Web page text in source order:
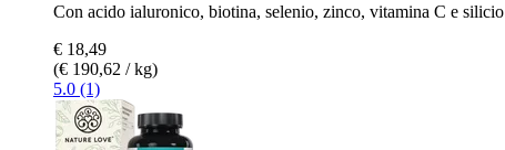
Con acido ialuronico, biotina, selenio, zinco, vitamina C e silicio
€ 18,49
(€ 190,62 / kg)
5.0 (1)